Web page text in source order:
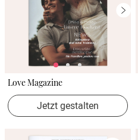
Love Magazine
Jetzt gestalten